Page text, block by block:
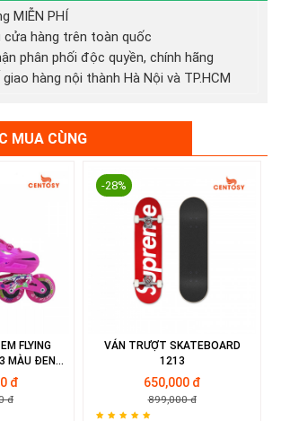
MIỄN PHÍ
cửa hàng trên toàn quốc
phân phối độc quyền, chính hãng
giao hàng nội thành Hà Nội và TP.HCM
MUA CÙNG
FLYING
MÀU ĐEN/
đ
đ
-28%
VÁN TRƯỢT SKATEBOARD
1213
650,000 đ
899,000 đ